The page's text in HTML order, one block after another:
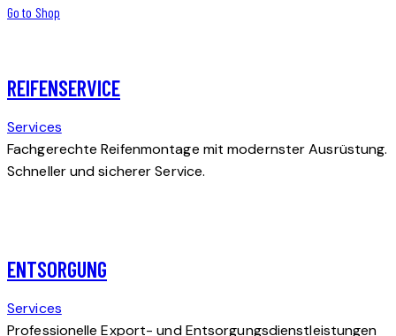
Go to Shop
REIFENSERVICE
Services
Fachgerechte Reifenmontage mit modernster Ausrüstung.
Schneller und sicherer Service.
ENTSORGUNG
Services
Professionelle Export- und Entsorgungsdienstleistungen